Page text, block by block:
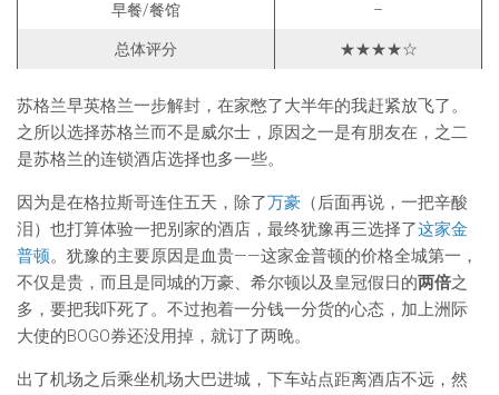
早餐/餐馆 –
总体评分 ★★★★☆
苏格兰早英格兰一步解封，在家憋了大半年的我赶紧放飞了。
之所以选择苏格兰而不是威尔士，原因之一是有朋友在，之二
是苏格兰的连锁酒店选择也多一些。
因为是在格拉斯哥连住五天，除了万豪 （后面再说，一把辛酸
泪）也打算体验一把别家的酒店，最终犹豫再三选择了这家金
普顿。犹豫的主要原因是血贵——这家金普顿的价格全城第一，
不仅是贵，而且是同城的万豪、希尔顿以及皇冠假日的两倍之
多，要把我吓死了。不过抱着一分钱一分货的心态，加上洲际
大使的BOGO券还没用掉，就订了两晚。
出了机场之后乘坐机场大巴进城，下车站点距离酒店不远，然